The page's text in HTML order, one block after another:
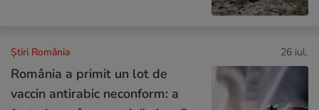
Știri România 26 iul.
România a primit un lot de
vaccin antirabic neconform: a